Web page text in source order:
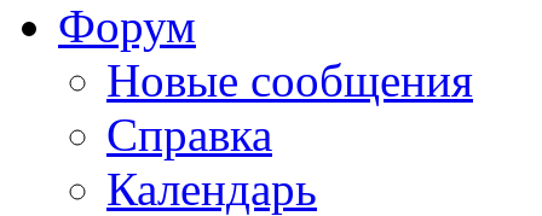
Форум
Новые сообщения
Справка
Календарь